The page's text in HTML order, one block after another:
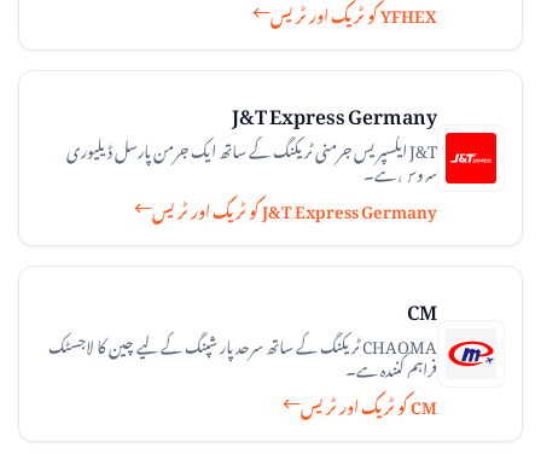
YFHEX کو ٹریک اور ٹریس
J&T Express Germany
J&T ایکسپریس جرمنی ٹریکنگ کے ساتھ ایک جرمن پارسل ڈیلیوری
سروس ہے۔
J&T Express Germany کو ٹریک اور ٹریس
CM
CHAOMA ٹریکنگ کے ساتھ سرحد پار شپنگ کے لیے چین کا لاجسٹک
فراہم کنندہ ہے۔
CM کو ٹریک اور ٹریس